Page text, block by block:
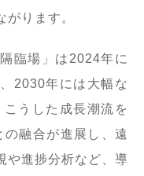
ります。
臨場」は2024年に
2030年には大幅な
うした成長潮流を
融合が進展し、遠
や進捗分析など、導